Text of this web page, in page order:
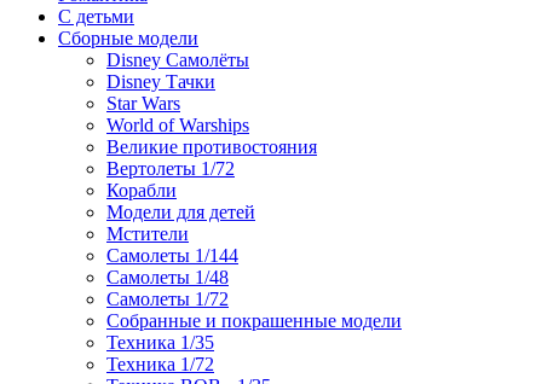
С детьми
Сборные модели
Disney Самолёты
Disney Тачки
Star Wars
World of Warships
Великие противостояния
Вертолеты 1/72
Корабли
Модели для детей
Мстители
Самолеты 1/144
Самолеты 1/48
Самолеты 1/72
Собранные и покрашенные модели
Техника 1/35
Техника 1/72